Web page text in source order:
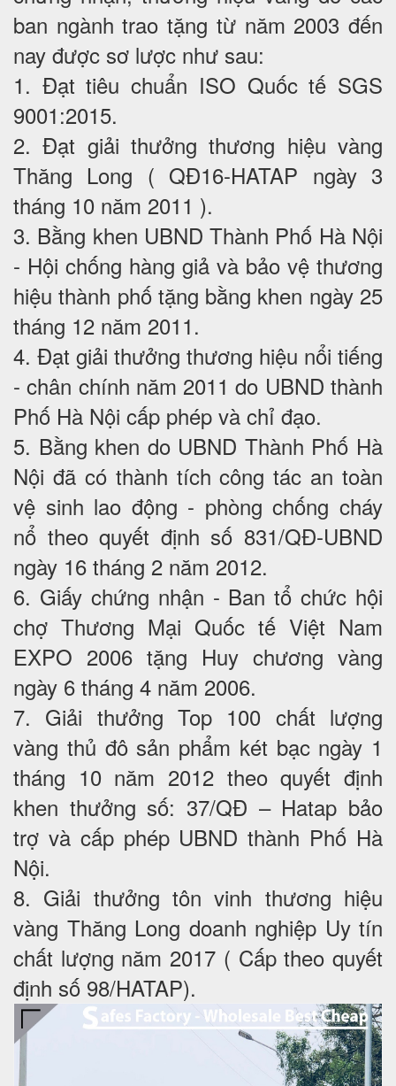
ban ngành trao tặng từ năm 2003 đến
nay được sơ lược như sau:
1. Đạt tiêu chuẩn ISO Quốc tế SGS
9001:2015.
2. Đạt giải thưởng thương hiệu vàng
Thăng Long ( QĐ16-HATAP ngày 3
tháng 10 năm 2011 ).
3. Bằng khen UBND Thành Phố Hà Nội
- Hội chống hàng giả và bảo vệ thương
hiệu thành phố tặng bằng khen ngày 25
tháng 12 năm 2011.
4. Đạt giải thưởng thương hiệu nổi tiếng
- chân chính năm 2011 do UBND thành
Phố Hà Nội cấp phép và chỉ đạo.
5. Bằng khen do UBND Thành Phố Hà
Nội đã có thành tích công tác an toàn
vệ sinh lao động - phòng chống cháy
nổ theo quyết định số 831/QĐ-UBND
ngày 16 tháng 2 năm 2012.
6. Giấy chứng nhận - Ban tổ chức hội
chợ Thương Mại Quốc tế Việt Nam
EXPO 2006 tặng Huy chương vàng
ngày 6 tháng 4 năm 2006.
7. Giải thưởng Top 100 chất lượng
vàng thủ đô sản phẩm két bạc ngày 1
tháng 10 năm 2012 theo quyết định
khen thưởng số: 37/QĐ – Hatap bảo
trợ và cấp phép UBND thành Phố Hà
Nội.
8. Giải thưởng tôn vinh thương hiệu
vàng Thăng Long doanh nghiệp Uy tín
chất lượng năm 2017 ( Cấp theo quyết
định số 98/HATAP).